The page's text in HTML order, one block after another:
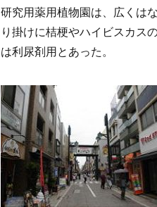
研究用薬用植物園は、広くは
り掛けに桔梗やハイビスカス
は利尿剤用とあった。